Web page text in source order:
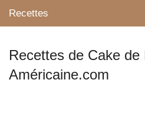
Recettes
Mes blogs préférés
Recettes de Cake de
Américaine.com